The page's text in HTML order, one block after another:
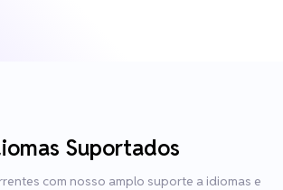
Suportados
com nosso amplo suporte a idiomas e